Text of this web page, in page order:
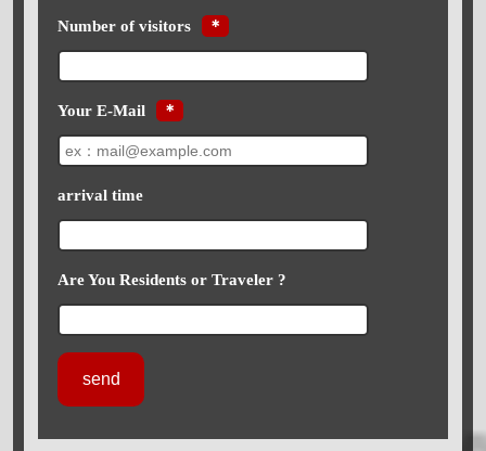
Number of visitors ＊
Your E-Mail ＊
arrival time
Are You Residents or Traveler ?